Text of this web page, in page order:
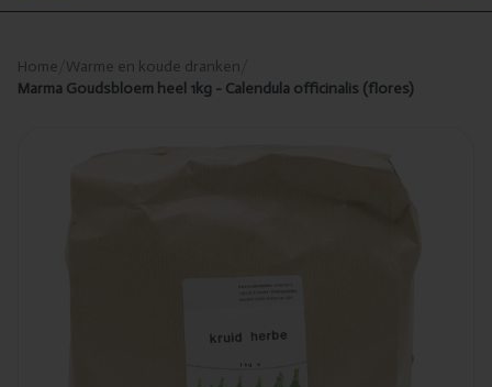
Home Warme en koude dranken
Marma Goudsbloem heel 1kg - Calendula officinalis (flores)